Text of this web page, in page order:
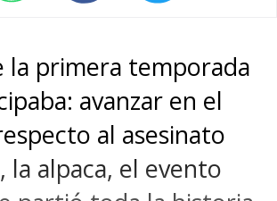
la primera temporada
avanzar en el
al asesinato
la alpaca, el evento